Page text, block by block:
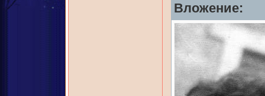
Вложение: